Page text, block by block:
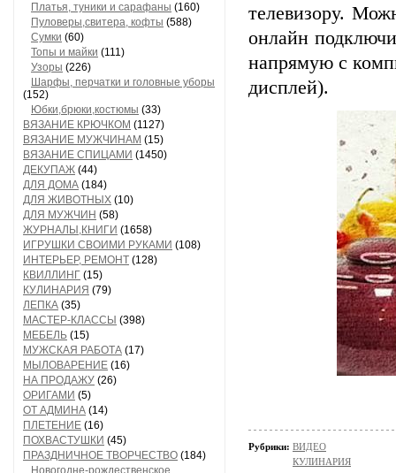
Платья, туники и сарафаны (160)
Пуловеры,свитера, кофты (588)
Сумки (60)
Топы и майки (111)
Узоры (226)
Шарфы, перчатки и головные уборы
(152)
Юбки,брюки,костюмы (33)
ВЯЗАНИЕ КРЮЧКОМ (1127)
ВЯЗАНИЕ МУЖЧИНАМ (15)
ВЯЗАНИЕ СПИЦАМИ (1450)
ДЕКУПАЖ (44)
ДЛЯ ДОМА (184)
ДЛЯ ЖИВОТНЫХ (10)
ДЛЯ МУЖЧИН (58)
ЖУРНАЛЫ,КНИГИ (1658)
ИГРУШКИ СВОИМИ РУКАМИ (108)
ИНТЕРЬЕР, РЕМОНТ (128)
КВИЛЛИНГ (15)
КУЛИНАРИЯ (79)
ЛЕПКА (35)
МАСТЕР-КЛАССЫ (398)
МЕБЕЛЬ (15)
МУЖСКАЯ РАБОТА (17)
МЫЛОВАРЕНИЕ (16)
НА ПРОДАЖУ (26)
ОРИГАМИ (5)
ОТ АДМИНА (14)
ПЛЕТЕНИЕ (16)
ПОХВАСТУШКИ (45)
ПРАЗДНИЧНОЕ ТВОРЧЕСТВО (184)
Новогодне-рождественское
телевизору.
онлайн
напрямую с
дисплей).
Рубрики: ВИДЕО
КУЛИНАРИЯ